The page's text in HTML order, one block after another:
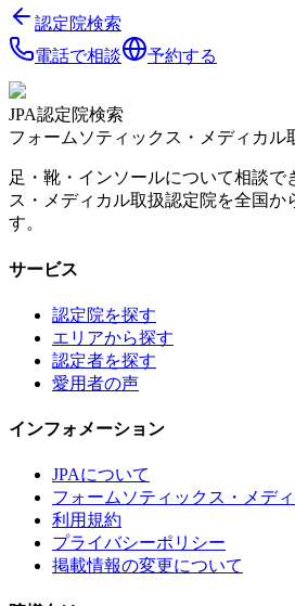
認定院検索
電話で相談
予約する
JPA認定院検索
フォームソティックス・メディカル
足・靴・インソールについて相談で
ス・メディカル取扱認定院を全国か
す。
サービス
認定院を探す
エリアから探す
認定者を探す
愛用者の声
インフォメーション
JPAについて
フォームソティックス・メデ
利用規約
プライバシーポリシー
掲載情報の変更について